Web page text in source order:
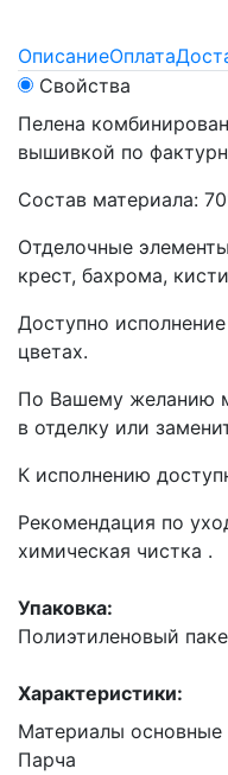
ОписаниеОплата
Свойства
Пелена
вышивкой по
Состав материала:
Отделочные
крест, бахрома,
Доступно
цветах.
По Вашему желанию
в отделку или
К исполнению
Рекомендация по
химическая чистка .
Упаковка:
Полиэтиленовый
Характеристики:
Материалы основные
Парча